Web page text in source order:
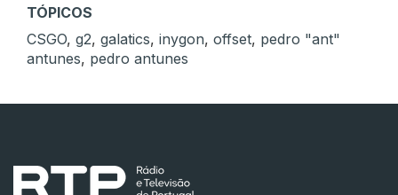
TÓPICOS
CSGO, g2, galatics, inygon, offset, pedro "ant"
antunes, pedro antunes